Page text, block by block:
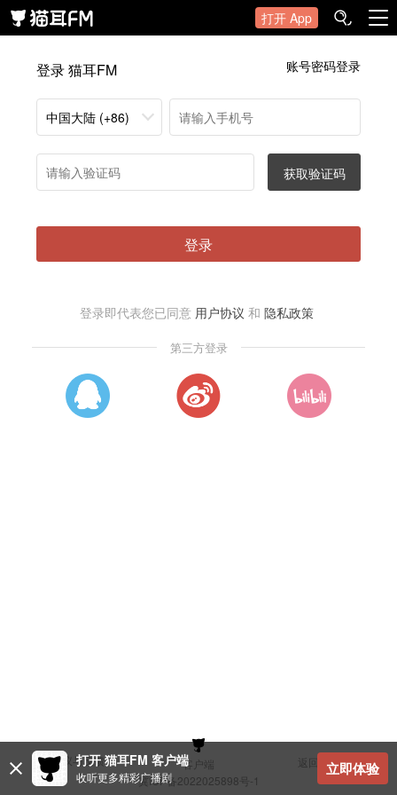
打开 App
登录 猫耳FM 账号密码登录
中国大陆 (+86)
获取验证码
登录
登录即代表您已同意 用户协议 和 隐私政策
第三方登录
建议与反馈 客户端
返回顶部
冀ICP备2022025898号-1
打开 猫耳FM 客户端
收听更多精彩广播剧 立即体验